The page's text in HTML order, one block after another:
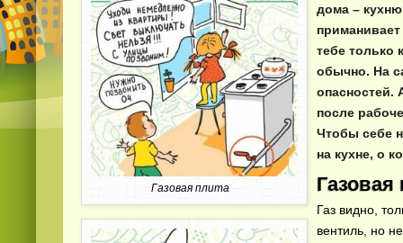
Газовая плита
дома –
тебе только
обычно. На
опасностей.
после
Чтобы себе
на кухне, о
Газовая
Газ видно,
вентиль, но